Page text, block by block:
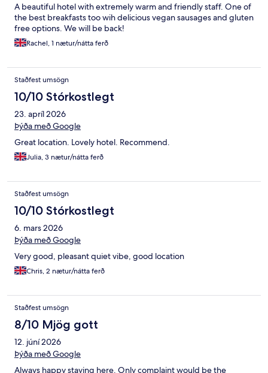
A beautiful hotel with extremely warm and friendly staff. One of
the best breakfasts too wih delicious vegan sausages and gluten
free options. We will be back!
Rachel, 1 nætur/nátta ferð
Staðfest umsögn
10/10 Stórkostlegt
23. apríl 2026
Þýða með Google
Great location. Lovely hotel. Recommend.
Julia, 3 nætur/nátta ferð
Staðfest umsögn
10/10 Stórkostlegt
6. mars 2026
Þýða með Google
Very good, pleasant quiet vibe, good location
Chris, 2 nætur/nátta ferð
Staðfest umsögn
8/10 Mjög gott
12. júní 2026
Þýða með Google
Always happy staying here. Only complaint would be the